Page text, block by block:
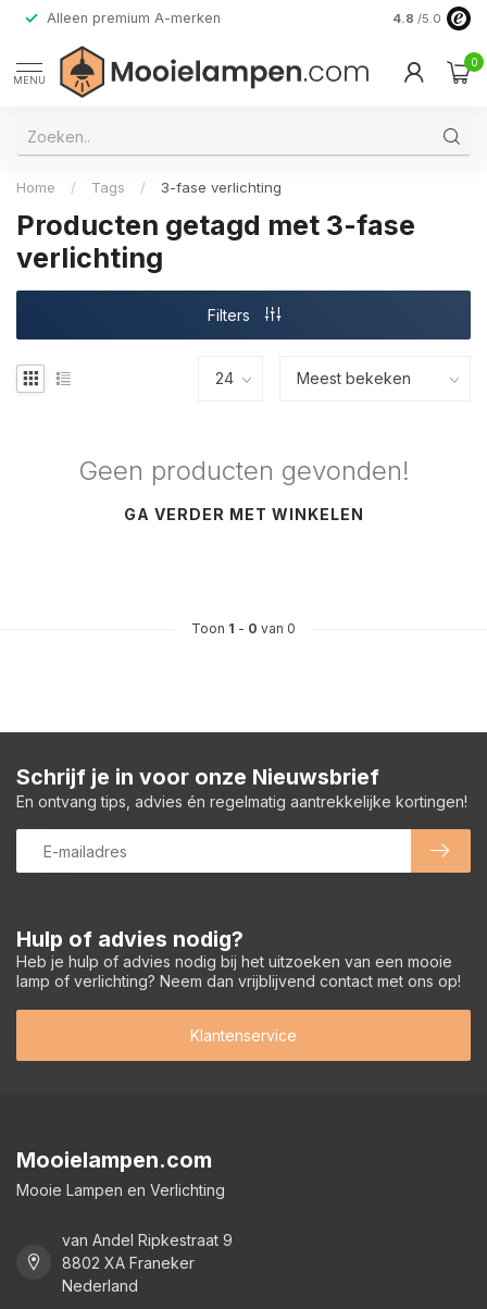
Alleen premium A-merken 4.8 /5.0
MENU
0
Home / Tags / 3-fase verlichting
Producten getagd met 3-fase
verlichting
Filters
Geen producten gevonden!
GA VERDER MET WINKELEN
Toon 1 - 0 van 0
Hulp of advies nodig?
Heb je hulp of advies nodig bij het uitzoeken van een mooie
lamp of verlichting? Neem dan vrijblijvend contact met ons op!
Klantenservice
Schrijf je in voor onze Nieuwsbrief
En ontvang tips, advies én regelmatig aantrekkelijke kortingen!
Mooielampen.com
Mooie Lampen en Verlichting
van Andel Ripkestraat 9
8802 XA Franeker
Nederland